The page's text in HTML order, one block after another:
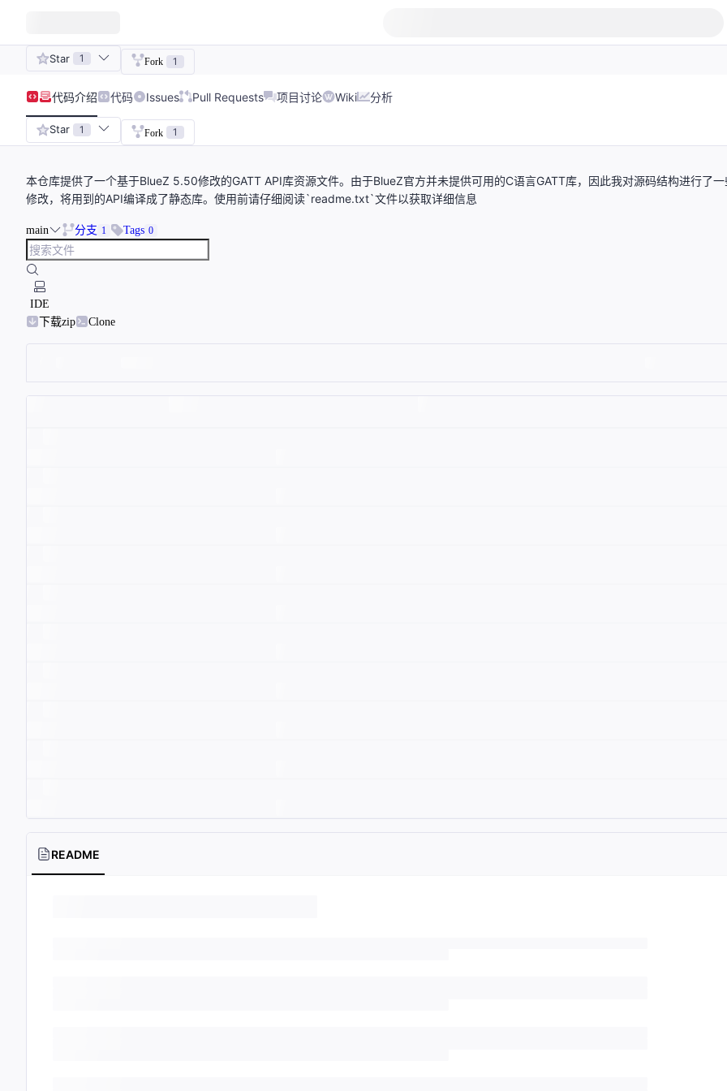
Star 1 Fork 1
代码介绍 代码 Issues Pull Requests 项目讨论 Wiki 分析
Star 1 Fork 1
本仓库提供了一个基于BlueZ 5.50修改的GATT API库资源文件。由于BlueZ官方并未提供可用的C语言GATT库，因此我对源码结构进行了一
修改，将用到的API编译成了静态库。使用前请仔细阅读`readme.txt`文件以获取详细信息
main 分支 1 Tags 0
IDE
下载zip
Clone
README